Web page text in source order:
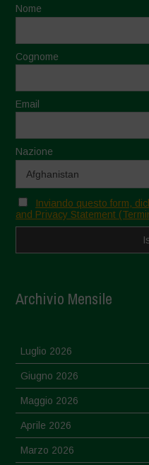
Nome
Cognome
Email
Nazione
Inviando questo form,
and Privacy Statement
Archivio Mensile
Luglio 2026
Giugno 2026
Maggio 2026
Aprile 2026
Marzo 2026